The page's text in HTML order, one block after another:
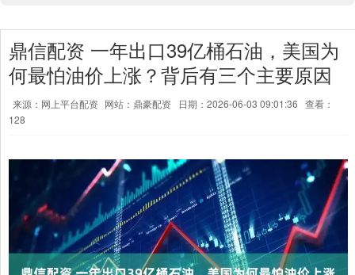
鼎信配资 一年出口39亿桶石油，美国为
何最怕油价上涨？背后有三个主要原因
来源：网上平台配资 网站：鼎豪配资 日期：2026-06-03 09:01:36 查看：
128